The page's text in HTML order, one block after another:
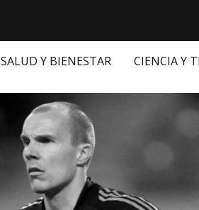
SALUD Y BIENESTAR CIENCIA Y